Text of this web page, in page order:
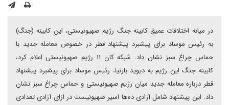
در میانه اختلافات عمیق کابینه جنگ رژیم صهیونیستی، این کابینه (جنگ)
به رئیس موساد برای پیشبرد پیشنهاد قطر در خصوص معامله جدید با
حماس چراغ سبز نشان داد. شبکه کان ۱۱ رژیم صهیونیستی اعلام کرد،
کابینه جنگ این رژیم به دیوید بارنیا، رئیس موساد برای پیشبرد پیشنهاد
قطر درباره معامله جدید میان رژیم صهیونیستی و حماس چراغ سبز نشان
داد. این پیشنهاد شامل آزادی ده‌ها اسیر صهیونیست در ازای آزادی تعدادی